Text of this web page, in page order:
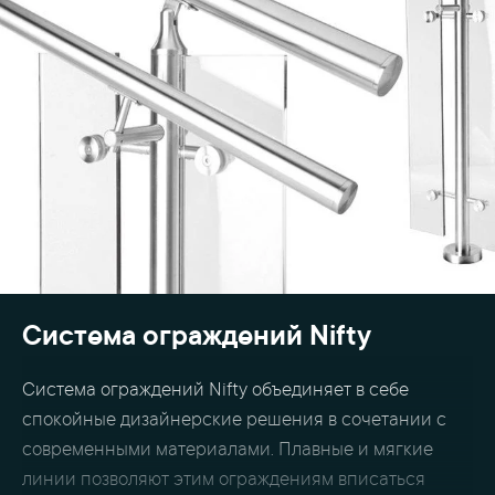
Система ограждений Nifty
Система ограждений Nifty объединяет в себе
спокойные дизайнерские решения в сочетании с
современными материалами. Плавные и мягкие
линии позволяют этим ограждениям вписаться